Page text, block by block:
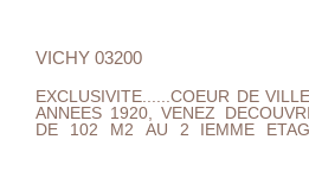
VICHY 03200
BELLES PRESTATIONS POUR
TYPE F3 A 2 PAS DES PARCS
BEAUX VOLUMES ,TRES